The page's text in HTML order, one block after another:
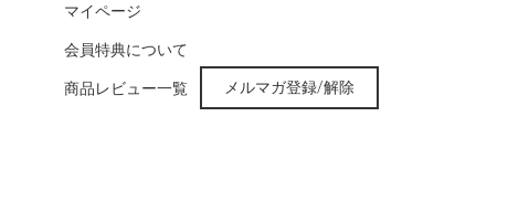
マイページ
会員特典について
商品レビュー一覧 メルマガ登録/解除